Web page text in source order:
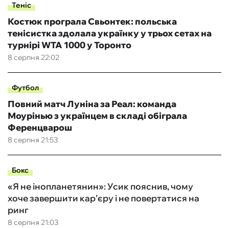
Теніс
8 серпня 22:02
Костюк програла Свьонтек: польська
тенісистка здолала українку у трьох сетах на
турнірі WTA 1000 у Торонто
Футбол
8 серпня 21:53
Повний матч Луніна за Реал: команда
Моурінью з українцем в складі обіграла
Ференцварош
Бокс
8 серпня 21:03
«Я не інопланетянин»: Усик пояснив, чому
хоче завершити кар’єру і не повертатися на
ринг